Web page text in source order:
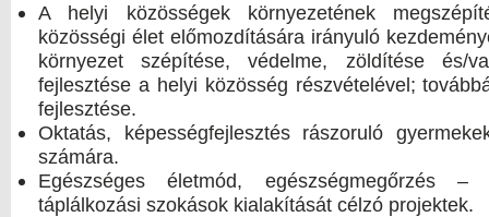
A helyi közösségek környezetének
közösségi élet előmozdítására irányuló
környezet szépítése, védelme, zöldítése és/
fejlesztése a helyi közösség részvételével;
fejlesztése.
Oktatás, képességfejlesztés rászoruló
számára.
Egészséges életmód, egészségmegőrzés –
táplálkozási szokások kialakítását célzó projektek.